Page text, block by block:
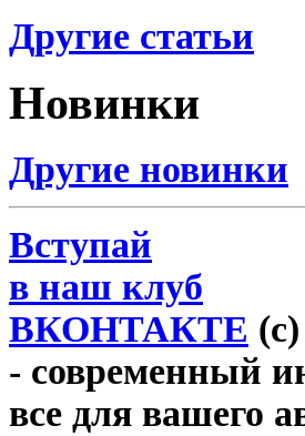
Другие статьи
Новинки
Другие новинки
Вступай
в наш клуб
ВКОНТАКТЕ
- современный
все для вашего